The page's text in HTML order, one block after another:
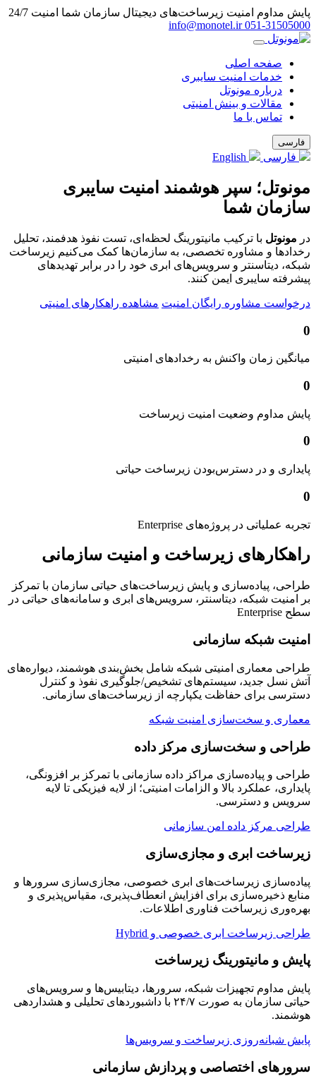
پایش مداوم امنیت زیرساخت‌های دیجیتال سازمان شما امنیت 24/7
info@monotel.ir 051‑31505000
صفحه اصلی
خدمات امنیت سایبری
درباره مونوتل
مقالات و بینش امنیتی
تماس با ما
فارسی
فارسی
مونوتل؛ سپر هوشمند امنیت سایبری
سازمان شما
در مونوتل با ترکیب مانیتورینگ لحظه‌ای، تست نفوذ هدفمند، تحلیل
رخدادها و مشاوره تخصصی، به سازمان‌ها کمک می‌کنیم زیرساخت
شبکه، دیتاسنتر و سرویس‌های ابری خود را در برابر تهدیدهای
پیشرفته سایبری ایمن کنند.
درخواست مشاوره رایگان امنیت مشاهده راهکارهای امنیتی
0
میانگین زمان واکنش به رخدادهای امنیتی
0
پایش مداوم وضعیت امنیت زیرساخت
0
پایداری و در دسترس‌بودن زیرساخت حیاتی
0
تجربه عملیاتی در پروژه‌های Enterprise
راهکارهای زیرساخت و امنیت سازمانی
طراحی، پیاده‌سازی و پایش زیرساخت‌های حیاتی سازمان با تمرکز
بر امنیت شبکه، دیتاسنتر، سرویس‌های ابری و سامانه‌های حیاتی در
سطح Enterprise
امنیت شبکه سازمانی
طراحی معماری امنیتی شبکه شامل بخش‌بندی هوشمند، دیواره‌های
آتش نسل جدید، سیستم‌های تشخیص/جلوگیری نفوذ و کنترل
دسترسی برای حفاظت یکپارچه از زیرساخت‌های سازمانی.
معماری و سخت‌سازی امنیت شبکه
طراحی و سخت‌سازی مرکز داده
طراحی و پیاده‌سازی مراکز داده سازمانی با تمرکز بر افزونگی،
پایداری، عملکرد بالا و الزامات امنیتی؛ از لایه فیزیکی تا لایه
سرویس و دسترسی.
طراحی مرکز داده امن سازمانی
زیرساخت ابری و مجازی‌سازی
پیاده‌سازی زیرساخت‌های ابری خصوصی، مجازی‌سازی سرورها و
منابع ذخیره‌سازی برای افزایش انعطاف‌پذیری، مقیاس‌پذیری و
بهره‌وری زیرساخت فناوری اطلاعات.
طراحی زیرساخت ابری خصوصی و Hybrid
پایش و مانیتورینگ زیرساخت
پایش مداوم تجهیزات شبکه، سرورها، دیتابیس‌ها و سرویس‌های
حیاتی سازمان به صورت ۲۴/۷ با داشبوردهای تحلیلی و هشداردهی
هوشمند.
پایش شبانه‌روزی زیرساخت و سرویس‌ها
سرورهای اختصاصی و پردازش سازمانی